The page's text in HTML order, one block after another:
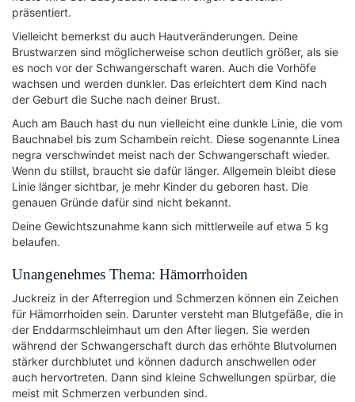
präsentiert.
Vielleicht bemerkst du auch Hautveränderungen. Deine
Brustwarzen sind möglicherweise schon deutlich größer, als sie
es noch vor der Schwangerschaft waren. Auch die Vorhöfe
wachsen und werden dunkler. Das erleichtert dem Kind nach
der Geburt die Suche nach deiner Brust.
Auch am Bauch hast du nun vielleicht eine dunkle Linie, die vom
Bauchnabel bis zum Schambein reicht. Diese sogenannte Linea
negra verschwindet meist nach der Schwangerschaft wieder.
Wenn du stillst, braucht sie dafür länger. Allgemein bleibt diese
Linie länger sichtbar, je mehr Kinder du geboren hast. Die
genauen Gründe dafür sind nicht bekannt.
Deine Gewichtszunahme kann sich mittlerweile auf etwa 5 kg
belaufen.
Unangenehmes Thema: Hämorrhoiden
Juckreiz in der Afterregion und Schmerzen können ein Zeichen
für Hämorrhoiden sein. Darunter versteht man Blutgefäße, die in
der Enddarmschleimhaut um den After liegen. Sie werden
während der Schwangerschaft durch das erhöhte Blutvolumen
stärker durchblutet und können dadurch anschwellen oder
auch hervortreten. Dann sind kleine Schwellungen spürbar, die
meist mit Schmerzen verbunden sind.